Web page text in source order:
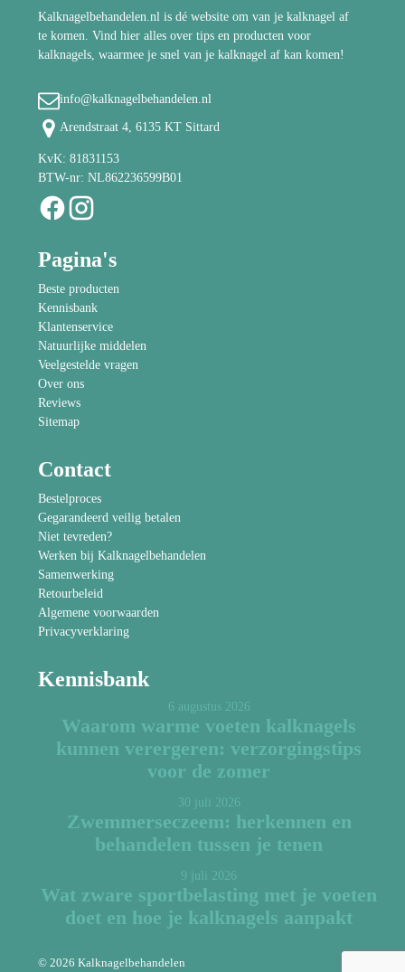
Kalknagelbehandelen.nl is dé website om van je kalknagel af
te komen. Vind hier alles over tips en producten voor
kalknagels, waarmee je snel van je kalknagel af kan komen!
info@kalknagelbehandelen.nl
Arendstraat 4, 6135 KT Sittard
KvK: 81831153
BTW-nr: NL862236599B01
Pagina's
Beste producten
Kennisbank
Klantenservice
Natuurlijke middelen
Veelgestelde vragen
Over ons
Reviews
Sitemap
Contact
Bestelproces
Gegarandeerd veilig betalen
Niet tevreden?
Werken bij Kalknagelbehandelen
Samenwerking
Retourbeleid
Algemene voorwaarden
Privacyverklaring
Kennisbank
6 augustus 2026
Waarom warme voeten kalknagels
kunnen verergeren: verzorgingstips
voor de zomer
30 juli 2026
Zwemmerseczeem: herkennen en
behandelen tussen je tenen
9 juli 2026
Wat zware sportbelasting met je voeten
doet en hoe je kalknagels aanpakt
© 2026 Kalknagelbehandelen